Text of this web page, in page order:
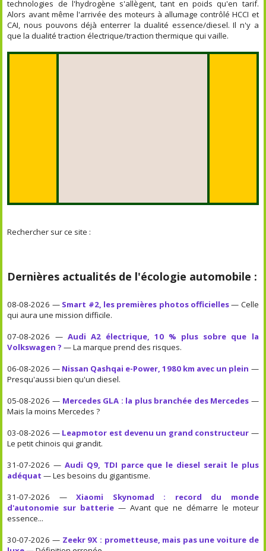
technologies de l'hydrogène s'allègent, tant en poids qu'en tarif.
Alors avant même l'arrivée des moteurs à allumage contrôlé HCCI et
CAI, nous pouvons déjà enterrer la dualité essence/diesel. Il n'y a
que la dualité traction électrique/traction thermique qui vaille.
Rechercher sur ce site :
Dernières actualités de l'écologie automobile :
08-08-2026 — Smart #2, les premières photos officielles— Celle
qui aura une mission difficile.
07-08-2026 — Audi A2 électrique, 10 % plus sobre que la
Volkswagen ? — La marque prend des risques.
06-08-2026 — Nissan Qashqai e-Power, 1980 km avec un plein —
Presqu'aussi bien qu'un diesel.
05-08-2026 — Mercedes GLA : la plus branchée des Mercedes —
Mais la moins Mercedes ?
03-08-2026 — Leapmotor est devenu un grand constructeur —
Le petit chinois qui grandit.
31-07-2026 —Audi Q9, TDI parce que le diesel serait le plus
adéquat — Les besoins du gigantisme.
31-07-2026 —Xiaomi Skynomad : record du monde
d'autonomie sur batterie — Avant que ne démarre le moteur
essence...
30-07-2026 — Zeekr 9X : prometteuse, mais pas une voiture de